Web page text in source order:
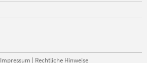
Impressum | Rechtliche Hinweise